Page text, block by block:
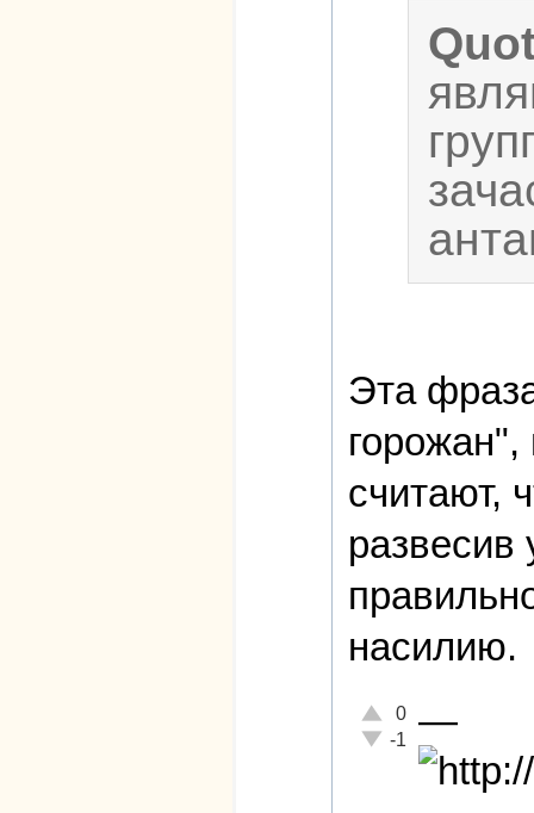
Эта
считают,
развесив
насилию.
Отлично!
0
Неадекватно!
-1 —